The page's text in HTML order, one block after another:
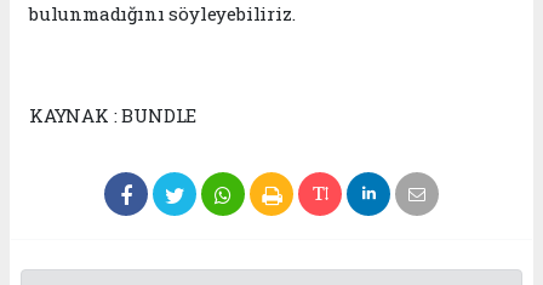
bulunmadığını söyleyebiliriz.
KAYNAK : BUNDLE